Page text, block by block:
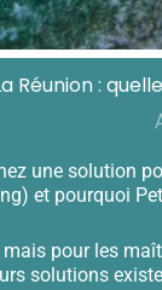
Réunion :
une solution
et pourquoi
pour les
solutions